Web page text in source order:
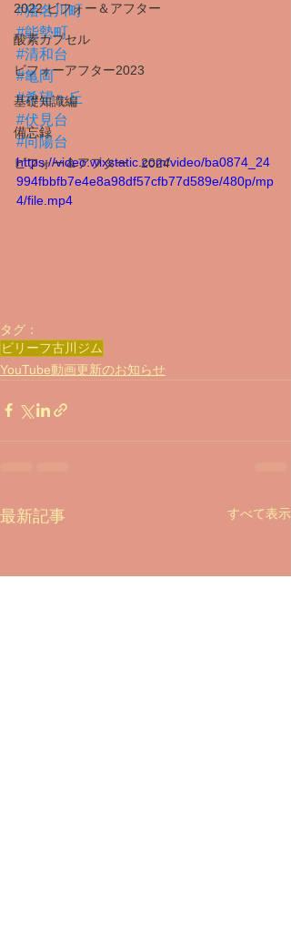
2022 ビフォー＆アフター
酸素カプセル
ビフォーアフター2023
基礎知識編
備忘録
ビフォー＆アフター 2024
#猪名川町
#能勢町
#清和台
#亀岡
#希望ヶ丘
#伏見台
#向陽台
https://video.wixstatic.com/video/ba0874_24
994fbbfb7e4e8a98df57cfb77d589e/480p/mp
4/file.mp4
タグ：
ビリーフ古川ジム
YouTube動画更新のお知らせ
最新記事 すべて表示